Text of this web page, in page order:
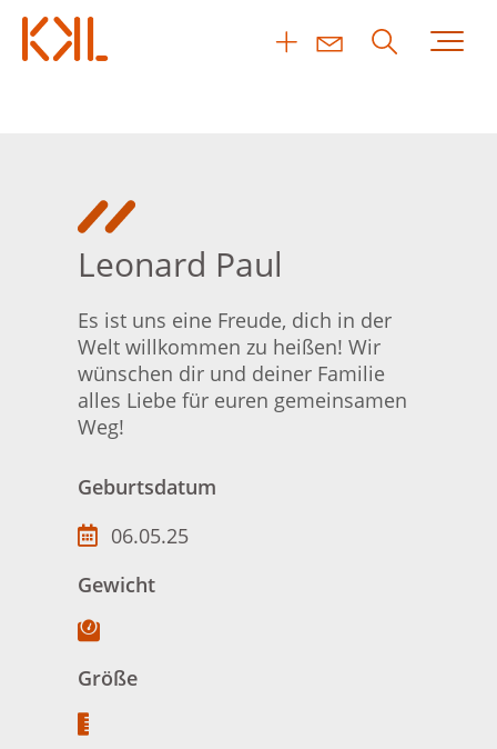
Leonard Paul
Es ist uns eine Freude, dich in der
Welt willkommen zu heißen! Wir
wünschen dir und deiner Familie
alles Liebe für euren gemeinsamen
Weg!
Geburtsdatum
06.05.25
Gewicht
Größe